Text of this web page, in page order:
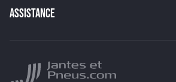
BBS
PIRELLI
HANKOOK
GOODYEAR
ASSISTANCE
Montage et démontage de vos pneus
Spécificités pour certains pneus